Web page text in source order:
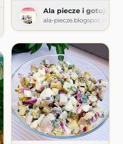
Ala piecze i gotuje
ala-piecze.blogspot.com